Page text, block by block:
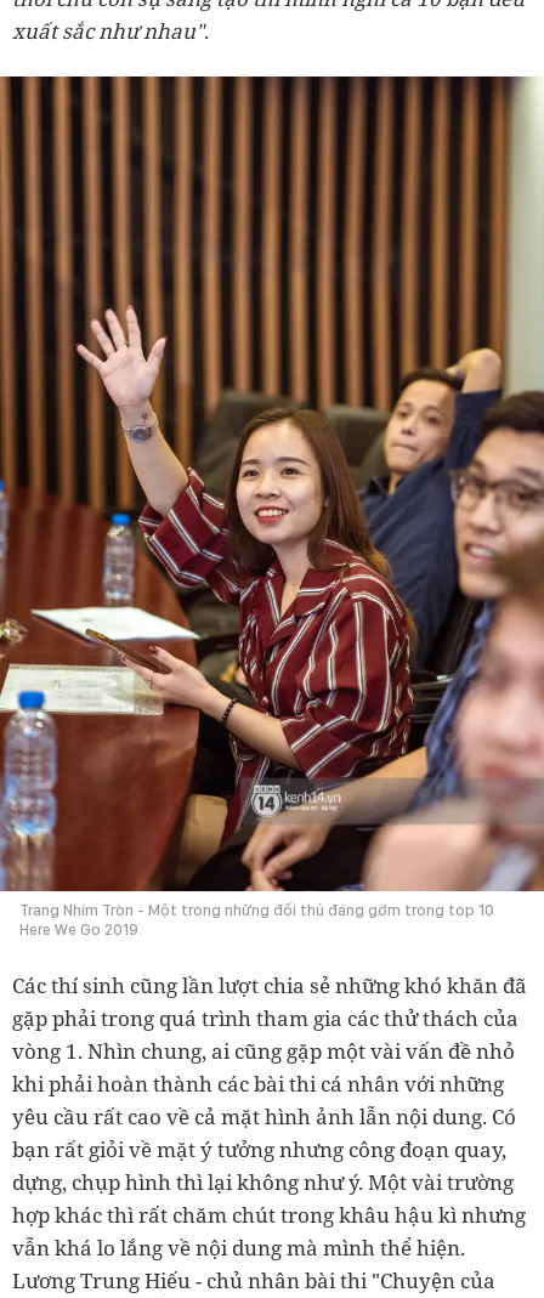
xuất sắc như nhau".
Trang Nhím Tròn - Một trong những đối thủ đáng gờm trong top 10
Here We Go 2019.
Các thí sinh cũng lần lượt chia sẻ những khó khăn đã
gặp phải trong quá trình tham gia các thử thách của
vòng 1. Nhìn chung, ai cũng gặp một vài vấn đề nhỏ
khi phải hoàn thành các bài thi cá nhân với những
yêu cầu rất cao về cả mặt hình ảnh lẫn nội dung. Có
bạn rất giỏi về mặt ý tưởng nhưng công đoạn quay,
dựng, chụp hình thì lại không như ý. Một vài trường
hợp khác thì rất chăm chút trong khâu hậu kì nhưng
vẫn khá lo lắng về nội dung mà mình thể hiện.
Lương Trung Hiếu - chủ nhân bài thi "Chuyện của